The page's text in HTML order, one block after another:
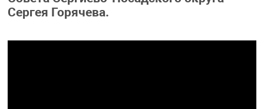
Сергея Горячева.